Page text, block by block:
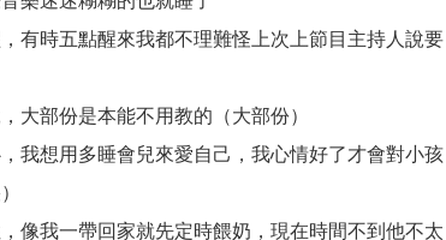
有時五點醒來我都不理難怪上次上節目主持人說要
大部份是本能不用教的（大部份）
我想用多睡會兒來愛自己，我心情好了才會對小孩
像我一帶回家就先定時餵奶，現在時間不到他不太